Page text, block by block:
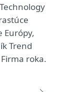
Európy,
Trend
roka.